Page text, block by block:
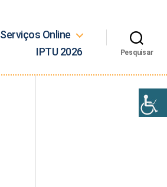
Serviços Online
IPTU 2026
Pesquisar